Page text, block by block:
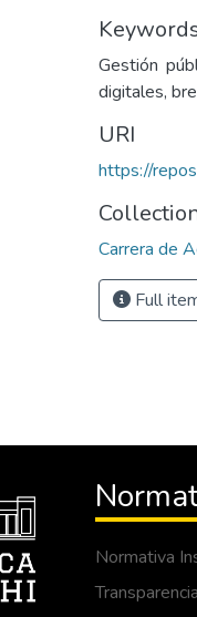
Gestión
digitales,
URI
https://
Carrera de
Full
Normativa
Transparencia